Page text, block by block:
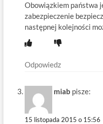
Obowiązkiem państwa
zabezpieczenie
następnej kolejności
Odpowiedz
miab pisze:
15 listopada 2015 o 15:56